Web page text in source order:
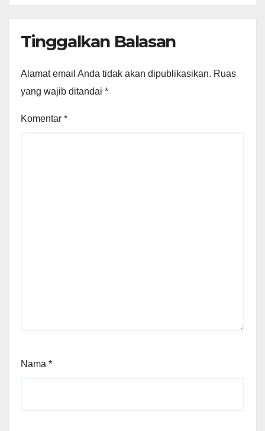
Tinggalkan Balasan
Alamat email Anda tidak akan dipublikasikan. Ruas
yang wajib ditandai *
Komentar *
Nama *